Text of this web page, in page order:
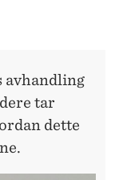
avhandling
tar
dette